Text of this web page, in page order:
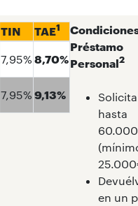
TIN TAE1
7,95% 8,70%
7,95% 9,13%
Préstamo
Personal2
Solicita
hasta
en un